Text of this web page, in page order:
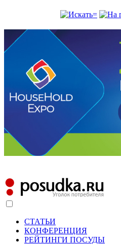
СТАТЬИ
КОНФЕРЕНЦИЯ
РЕЙТИНГИ ПОСУДЫ